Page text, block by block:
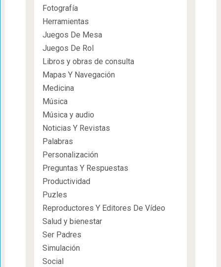
Fotografía
Herramientas
Juegos De Mesa
Juegos De Rol
Libros y obras de consulta
Mapas Y Navegación
Medicina
Música
Música y audio
Noticias Y Revistas
Palabras
Personalización
Preguntas Y Respuestas
Productividad
Puzles
Reproductores Y Editores De Vídeo
Salud y bienestar
Ser Padres
Simulación
Social